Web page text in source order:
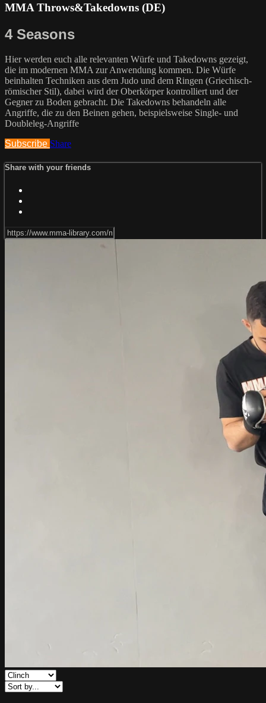
MMA Throws&Takedowns (DE)
4 Seasons
Hier werden euch alle relevanten Würfe und Takedowns gezeigt,
die im modernen MMA zur Anwendung kommen. Die Würfe
beinhalten Techniken aus dem Judo und dem Ringen (Griechisch-
römischer Stil), dabei wird der Oberkörper kontrolliert und der
Gegner zu Boden gebracht. Die Takedowns behandeln alle
Angriffe, die zu den Beinen gehen, beispielsweise Single- und
Doubleleg-Angriffe
Subscribe Share
Share with your friends